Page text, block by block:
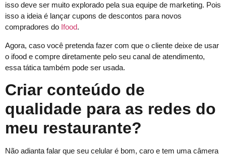
isso deve ser muito explorado pela sua equipe de marketing. Pois
isso a ideia é lançar cupons de descontos para novos
compradores do Ifood.
Agora, caso você pretenda fazer com que o cliente deixe de usar
o ifood e compre diretamente pelo seu canal de atendimento,
essa tática também pode ser usada.
Criar conteúdo de
qualidade para as redes do
meu restaurante?
Não adianta falar que seu celular é bom, caro e tem uma câmera